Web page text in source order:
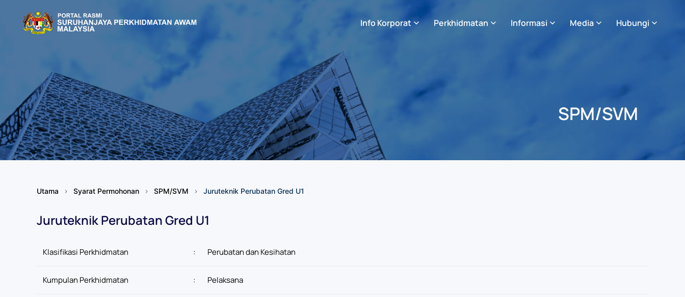
Skip to main content
Info Korporat Perkhidmatan Informasi Media Hubungi
SPM/SVM
Utama Syarat Permohonan SPM/SVM Juruteknik Perubatan Gred U1
Juruteknik Perubatan Gred U1
Klasifikasi Perkhidmatan : Perubatan dan Kesihatan
Kumpulan Perkhidmatan : Pelaksana